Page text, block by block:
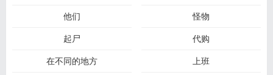
他们
怪物
起尸
代购
在不同的地方
上班